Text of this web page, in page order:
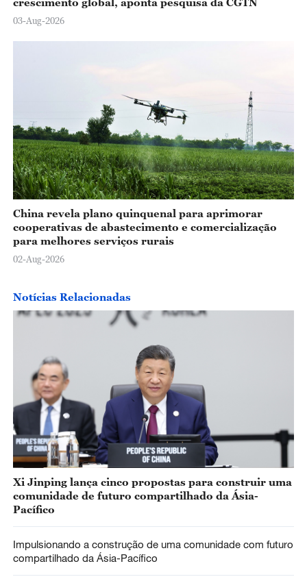
03-Aug-2026
China revela plano quinquenal para aprimorar
cooperativas de abastecimento e comercialização
para melhores serviços rurais
02-Aug-2026
Notícias Relacionadas
Xi Jinping lança cinco propostas para construir uma
comunidade de futuro compartilhado da Ásia-
Pacífico
Impulsionando a construção de uma comunidade com futuro
compartilhado da Ásia-Pacífico